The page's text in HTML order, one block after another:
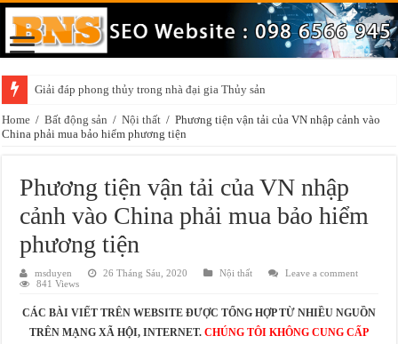
Giải đáp phong thủy trong nhà đại gia Thủy sản
Home / Bất động sản / Nội thất / Phương tiện vận tải của VN nhập cảnh vào
China phải mua bảo hiểm phương tiện
Phương tiện vận tải của VN nhập
cảnh vào China phải mua bảo hiểm
phương tiện
msduyen 26 Tháng Sáu, 2020 Nội thất
Leave a comment
841 Views
CÁC BÀI VIẾT TRÊN WEBSITE ĐƯỢC TỔNG HỢP TỪ NHIỀU NGUỒN
TRÊN MẠNG XÃ HỘI, INTERNET. CHÚNG TÔI KHÔNG CUNG CẤP